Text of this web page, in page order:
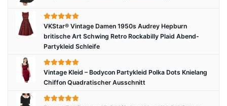
VKStar® Vintage Damen 1950s Audrey Hepburn
britische Art Schwing Retro Rockabilly Plaid Abend-
Partykleid Schleife
Vintage Kleid – Bodycon Partykleid Polka Dots Knielang
Chiffon Quadratischer Ausschnitt